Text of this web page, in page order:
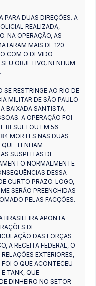
PARA DUAS DIREÇÕES. A
REALIZADA,
NA OPERAÇÃO, AS
MAIS DE 120
COM O DEVIDO
OBJETIVO, NENHUM
RESTRINGE AO RIO DE
MILITAR DE SÃO PAULO
BAIXADA SANTISTA,
A OPERAÇÃO FOI
RESULTOU EM 56
MORTES NAS DUAS
QUE TENHAM
SUSPEITAS DE
NORMALMENTE
DESSA
CURTO PRAZO. LOGO,
SERÃO PREENCHIDAS
PELAS FACÇÕES.
BRASILEIRA APONTA
DE
DAS FORÇAS
A RECEITA FEDERAL, O
EXTERIORES,
O QUE ACONTECEU
TANK, QUE
DINHEIRO NO SETOR